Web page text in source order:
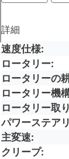
詳細
速度仕様
ロータリー
ロータリーの
ロータリー機
ロータリー取
パワーステア
主変速
クリープ